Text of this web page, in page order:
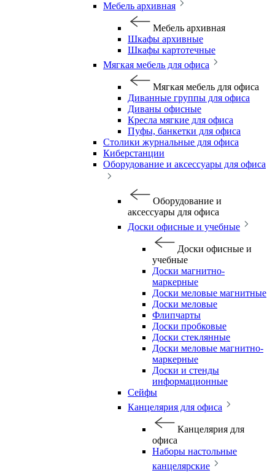
Мебель архивная
Мебель архивная
Шкафы архивные
Шкафы картотечные
Мягкая мебель для офиса
Мягкая мебель для офиса
Диванные группы для офиса
Диваны офисные
Кресла мягкие для офиса
Пуфы, банкетки для офиса
Столики журнальные для офиса
Киберстанции
Оборудование и аксессуары для офиса
Оборудование и
аксессуары для офиса
Доски офисные и учебные
Доски офисные и
учебные
Доски магнитно-
маркерные
Доски меловые магнитные
Доски меловые
Флипчарты
Доски пробковые
Доски стеклянные
Доски меловые магнитно-
маркерные
Доски и стенды
информационные
Сейфы
Канцелярия для офиса
Канцелярия для
офиса
Наборы настольные
канцелярские